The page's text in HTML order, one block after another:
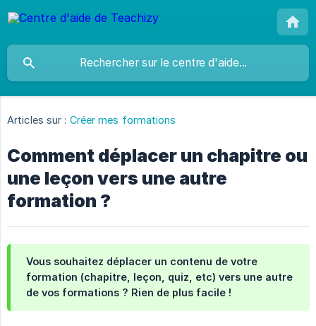
Articles sur : Créer mes formations
Comment déplacer un chapitre ou
une leçon vers une autre
formation ?
Vous souhaitez déplacer un contenu de votre
formation (chapitre, leçon, quiz, etc) vers une autre
de vos formations ? Rien de plus facile !